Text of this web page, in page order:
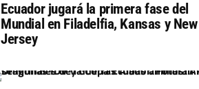
Ecuador jugará la primera fase del
Mundial en Filadelfia, Kansas y New
Jersey